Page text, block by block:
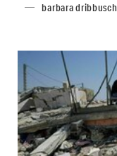
barbara dribbusch